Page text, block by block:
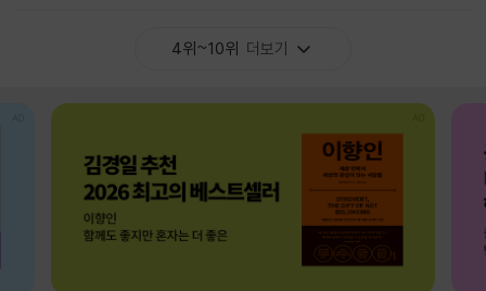
4위~10위 더보기